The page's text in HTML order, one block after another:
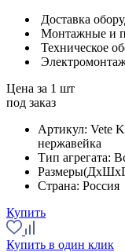
Доставка
Монтажные и
Техническое
Цена за 1 шт
под заказ
Артикул: Vete
нержавейка
Тип агрегата:
Страна: Россия
Купить
Купить в один клик